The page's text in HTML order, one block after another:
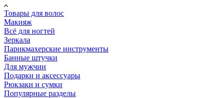
Товары для волос
Макияж
Всё для ногтей
Зеркала
Парикмахерские инструменты
Банные штучки
Для мужчин
Подарки и аксессуары
Рюкзаки и сумки
Популярные разделы